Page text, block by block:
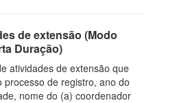
de extensão (Modo
Duração)
atividades de extensão que
de registro, ano do
nome do (a) coordenador